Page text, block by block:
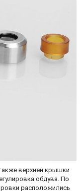
верхней крышки
обдува. По
расположились